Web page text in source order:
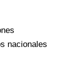
nacionales